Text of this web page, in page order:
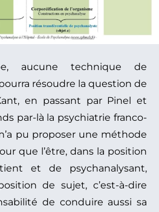
aucune technique de
résoudre la question de
en passant par Pinel et
par-là la psychiatrie franco-
pu proposer une méthode
que l’être, dans la position
et de psychanalysant,
de sujet, c’est-à-dire
de conduire aussi sa